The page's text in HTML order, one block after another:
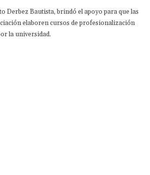
Derbez Bautista, brindó el apoyo para que las
elaboren cursos de profesionalización
la universidad.